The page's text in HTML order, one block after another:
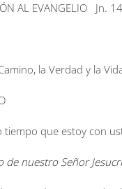
AL EVANGELIO Jn.
la Verdad y la
tiempo que estoy con
de nuestro Señor